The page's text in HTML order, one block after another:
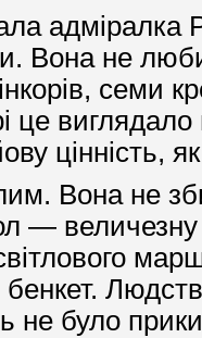
адміралка
Вона не
семи
це
цінність,
Вона не
— величезну
не було